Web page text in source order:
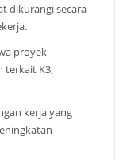
dikurangi secara
proyek
terkait K3,
kerja yang